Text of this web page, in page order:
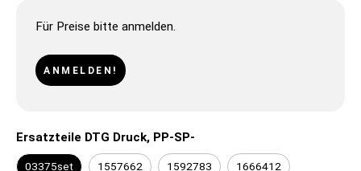
Für Preise bitte anmelden.
ANMELDEN!
Ersatzteile DTG Druck, PP-SP-
03375set 1557662 1592783 1666412